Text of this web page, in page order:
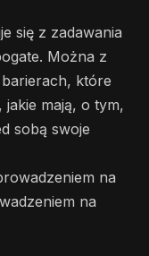
się z zadawania
Można z
które
mają, o tym,
sobą swoje
na
na